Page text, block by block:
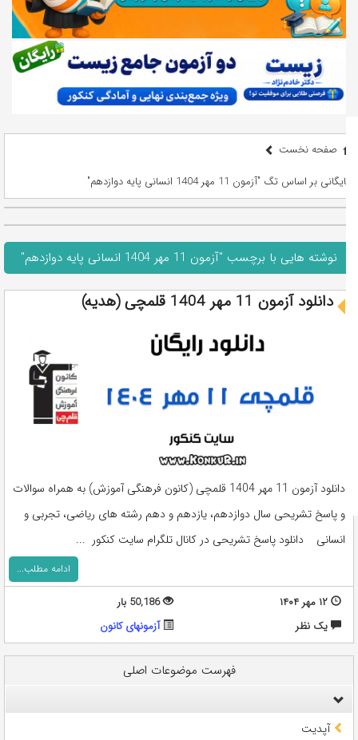
صفحه نخست
بایگانی بر اساس تگ "آزمون 11 مهر 1404 انسانی پایه دوازدهم"
نوشته هایی با برچسب "آزمون 11 مهر 1404 انسانی پایه دوازدهم"
دانلود آزمون 11 مهر 1404 قلمچی (هدیه)
دانلود آزمون 11 مهر 1404 قلمچی (کانون فرهنگی آموزش) به همراه سوالات
و پاسخ تشریحی سال دوازدهم، یازدهم و دهم رشته های ریاضی، تجربی و
انسانی دانلود پاسخ تشریحی در کانال تلگرام سایت کنکور ...
ادامه مطلب...
۱۲ مهر ۱۴۰۴
50,186 بار
يک نظر
آزمونهای کانون
فهرست موضوعات اصلی
آپدیت